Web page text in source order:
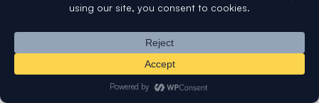
ありがとうございます 🙂
返信